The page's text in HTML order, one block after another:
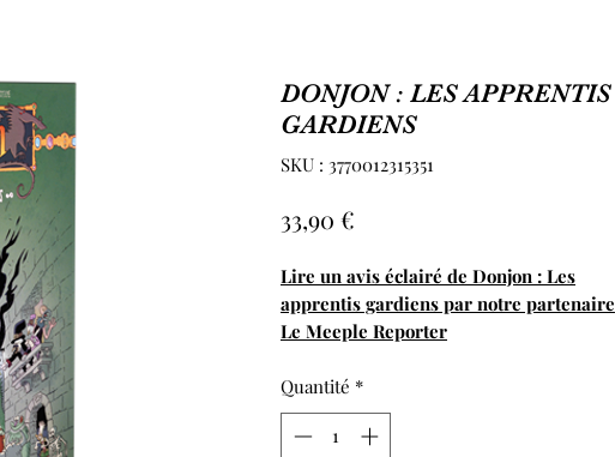
DONJON : LES APPRENTIS
GARDIENS
SKU : 3770012315351
33,90 €
Lire un avis éclairé de Donjon : Les
apprentis gardiens par notre partenaire
Le Meeple Reporter
Quantité *